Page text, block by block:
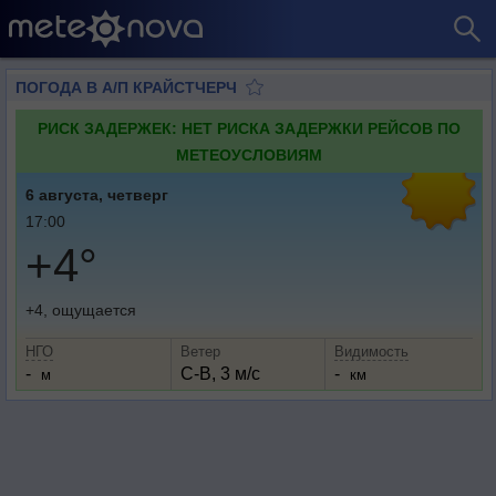
ПОГОДА В А/П КРАЙСТЧЕРЧ
РИСК ЗАДЕРЖЕК: НЕТ РИСКА ЗАДЕРЖКИ РЕЙСОВ ПО
МЕТЕОУСЛОВИЯМ
6 августа, четверг
17:00
+4°
+4, ощущается
НГО
- м
Ветер
С-В, 3 м/с
Видимость
- км